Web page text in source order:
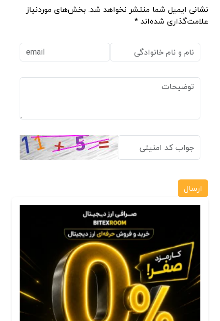
نشانی ایمیل شما منتشر نخواهد شد. بخش‌های موردنیاز
علامت‌گذاری شده‌اند *
ارسال